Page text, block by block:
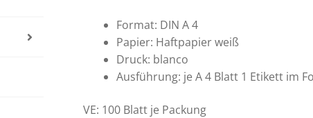
mm
Menge
Format: DIN A 4
Papier: Haftpapier weiß
Druck: blanco
Ausführung: je A 4 Blatt 1 Etikett im
VE: 100 Blatt je Packung